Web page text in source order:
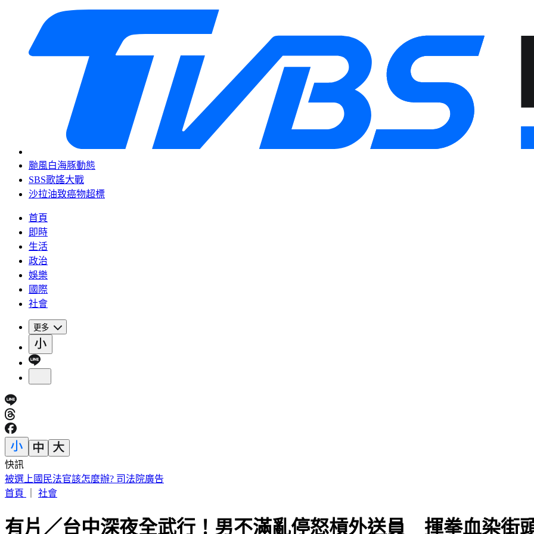
颱風白海豚動態
SBS歌謠大戰
沙拉油致癌物超標
首頁
即時
生活
政治
娛樂
國際
社會
更多
快訊
被選上國民法官該怎麼辦? 司法院廣告
首頁
社會
有片／台中深夜全武行！男不滿亂停怒槓外送員 揮拳血染街